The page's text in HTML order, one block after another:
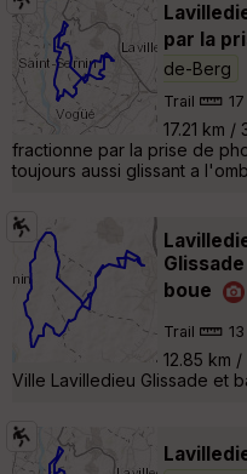
par la
de-Berg
Trail
17.21 km
fractionne par la prise de
toujours aussi glissant a
boue
Trail
12.85 km
Ville Lavilledieu Glissade et